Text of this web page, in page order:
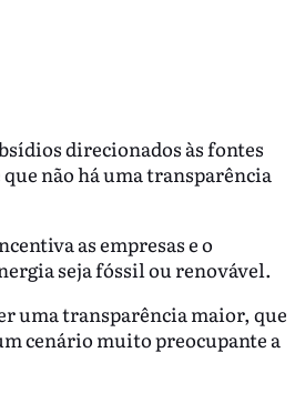
direcionados às fontes
não há uma transparência
as empresas e o
seja fóssil ou renovável.
uma transparência maior, que
cenário muito preocupante a